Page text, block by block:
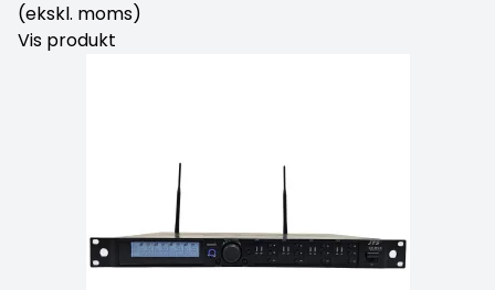
(ekskl. moms)
Vis produkt